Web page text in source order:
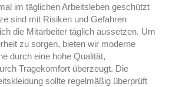
im täglichen Arbeitsleben geschützt
sind mit Risiken und Gefahren
die Mitarbeiter täglich aussetzen. Um
zu sorgen, bieten wir moderne
durch eine hohe Qualität,
Tragekomfort überzeugt. Die
sollte regelmäßig überprüft